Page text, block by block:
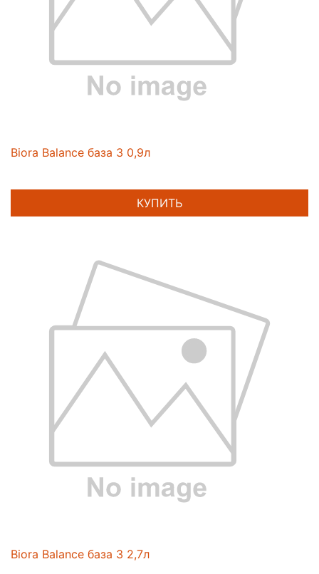
Biora Balance база 3 0,9л
КУПИТЬ
Biora Balance база 3 2,7л